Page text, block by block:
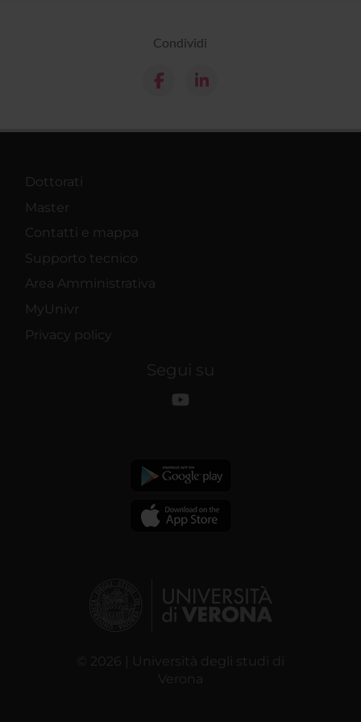
Condividi
Dottorati
Master
Contatti e mappa
Supporto tecnico
Area Amministrativa
MyUnivr
Privacy policy
Segui su
© 2026 | Università degli studi di
Verona